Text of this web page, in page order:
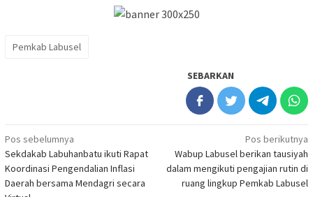
Pemkab Labusel
SEBARKAN
Navigasi
pos
Pos sebelumnya
Sekdakab Labuhanbatu ikuti Rapat
Koordinasi Pengendalian Inflasi
Daerah bersama Mendagri secara
Pos berikutnya
Wabup Labusel berikan tausiyah
dalam mengikuti pengajian rutin di
ruang lingkup Pemkab Labusel